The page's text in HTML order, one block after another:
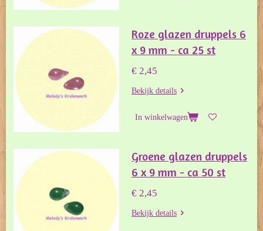
Roze glazen druppels 6
x 9 mm - ca 25 st
€ 2,45
Bekijk details
In winkelwagen
Groene glazen druppels
6 x 9 mm - ca 50 st
€ 2,45
Bekijk details